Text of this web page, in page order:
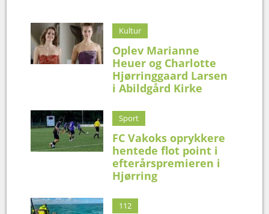
Kultur
Oplev Marianne
Heuer og Charlotte
Hjørringgaard Larsen
i Abildgård Kirke
Sport
FC Vakoks oprykkere
hentede flot point i
efterårspremieren i
Hjørring
112